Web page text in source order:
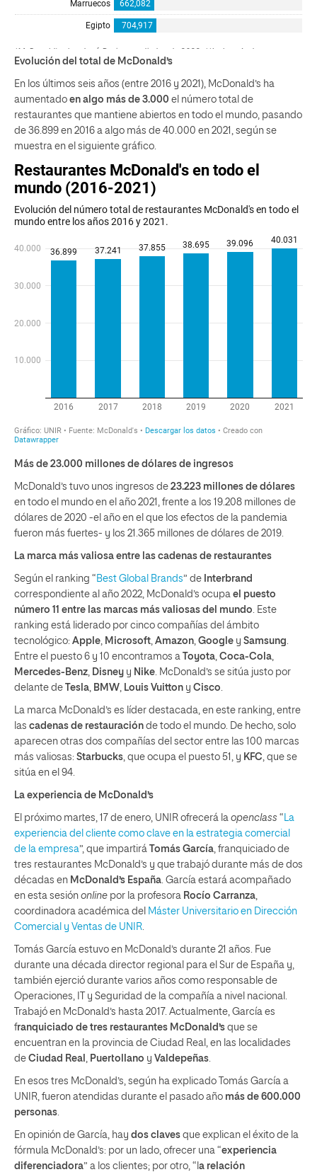
Evolución del total de McDonald’s
En los últimos seis años (entre 2016 y 2021), McDonald’s ha
aumentado en algo más de 3.000 el número total de
restaurantes que mantiene abiertos en todo el mundo, pasando
de 36.899 en 2016 a algo más de 40.000 en 2021, según se
muestra en el siguiente gráfico.
Más de 23.000 millones de dólares de ingresos
McDonald’s tuvo unos ingresos de 23.223 millones de dólares
en todo el mundo en el año 2021, frente a los 19.208 millones de
dólares de 2020 -el año en el que los efectos de la pandemia
fueron más fuertes- y los 21.365 millones de dólares de 2019.
La marca más valiosa entre las cadenas de restaurantes
Según el ranking “ Best Global Brands” de Interbrand
correspondiente al año 2022, McDonald’s ocupa el puesto
número 11 entre las marcas más valiosas del mundo . Este
ranking está liderado por cinco compañías del ámbito
tecnológico: Apple Microsoft Amazon Google y Samsung
Entre el puesto 6 y 10 encontramos a Toyota Coca-Cola
Mercedes-Benz Disney y Nike . McDonald’s se sitúa justo por
delante de Tesla BMW Louis Vuitton y Cisco
La marca McDonald’s es líder destacada, en este ranking, entre
las cadenas de restauración de todo el mundo. De hecho, solo
aparecen otras dos compañías del sector entre las 100 marcas
más valiosas: Starbucks , que ocupa el puesto 51, y KFC , que se
sitúa en el 94.
La experiencia de McDonald’s
El próximo martes, 17 de enero, UNIR ofrecerá la openclass “ La
experiencia del cliente como clave en la estrategia comercial
de la empresa”, que impartirá Tomás García , franquiciado de
tres restaurantes McDonald’s y que trabajó durante más de dos
décadas en McDonald’s España . García estará acompañado
en esta sesión online por la profesora Rocío Carranza
coordinadora académica del Máster Universitario en Dirección
Comercial y Ventas de UNIR
Tomás García estuvo en McDonald’s durante 21 años. Fue
durante una década director regional para el Sur de España y,
también ejerció durante varios años como responsable de
Operaciones, IT y Seguridad de la compañía a nivel nacional.
Trabajó en McDonald’s hasta 2017. Actualmente, García es
franquiciado de tres restaurantes McDonald’s que se
encuentran en la provincia de Ciudad Real, en las localidades
de Ciudad Real Puertollano y Valdepeñas
En esos tres McDonald’s, según ha explicado Tomás García a
UNIR, fueron atendidas durante el pasado año más de 600.000
personas
En opinión de García, hay dos claves que explican el éxito de la
fórmula McDonald’s: por un lado, ofrecer una “experiencia
diferenciadora” a los clientes; por otro, “l a relación